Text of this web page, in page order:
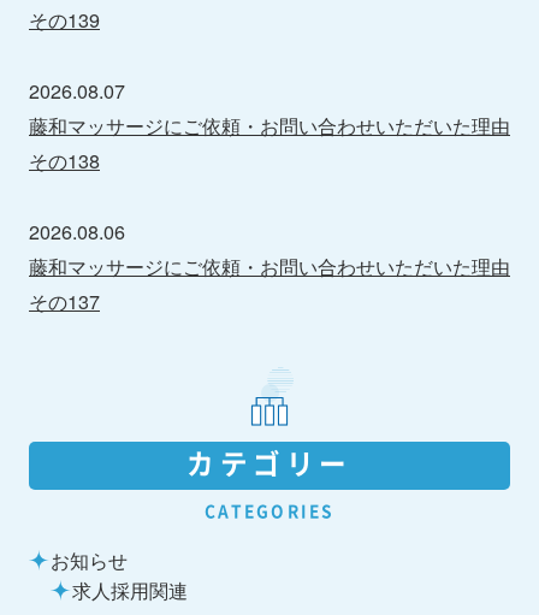
その139
2026.08.07
藤和マッサージにご依頼・お問い合わせいただいた理由
その138
2026.08.06
藤和マッサージにご依頼・お問い合わせいただいた理由
その137
カテゴリー
CATEGORIES
お知らせ
求人採用関連